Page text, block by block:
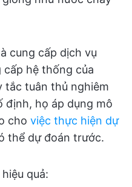
cung cấp dịch vụ
cấp hệ thống của
tắc tuân thủ nghiêm
định, họ áp dụng mô
cho việc thực hiện dự
thể dự đoán trước.
quả: